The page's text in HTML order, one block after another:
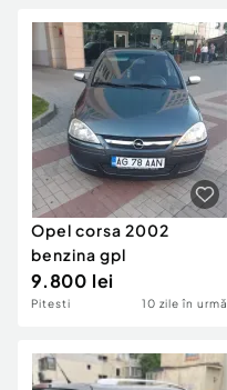
Opel corsa 2002
benzina gpl
9.800 lei
Pitesti 10 zile în urmă